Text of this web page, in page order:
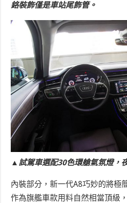
鉻裝飾僅是車站尾飾管。
▲試駕車選配30色環艙氣氛燈，
內裝部分，新一代A8巧妙的將極
作為旗艦車款用料自然相當頂級